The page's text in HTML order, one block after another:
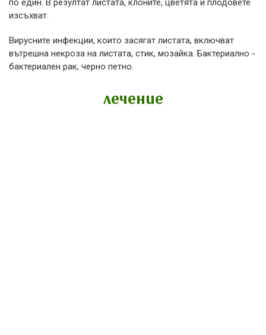
по един. В резултат листата, клоните, цветята и плодовете
изсъхват.
Вирусните инфекции, които засягат листата, включват
вътрешна некроза на листата, стик, мозайка. Бактериално -
бактериален рак, черно петно.
лечение